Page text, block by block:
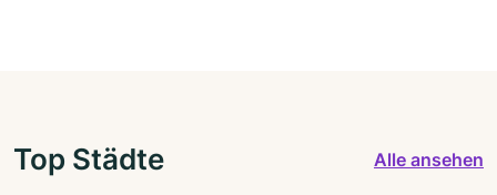
Top Städte Alle ansehen